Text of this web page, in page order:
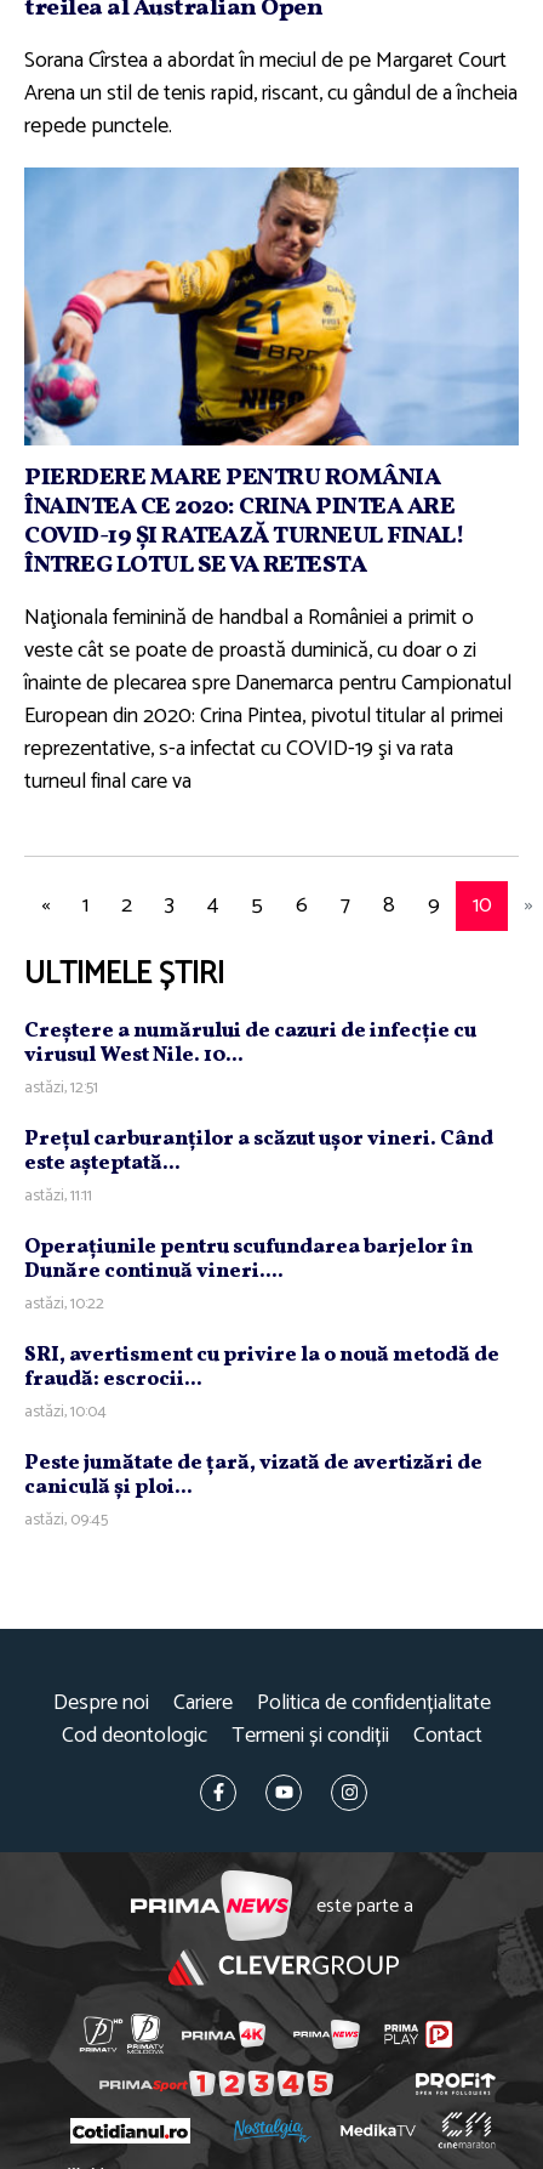
treilea al Australian Open
Sorana Cîrstea a abordat în meciul de pe Margaret Court
Arena un stil de tenis rapid, riscant, cu gândul de a încheia
repede punctele.
PIERDERE MARE PENTRU ROMÂNIA
ÎNAINTEA CE 2020: CRINA PINTEA ARE
COVID-19 ŞI RATEAZĂ TURNEUL FINAL!
ÎNTREG LOTUL SE VA RETESTA
Naţionala feminină de handbal a României a primit o
veste cât se poate de proastă duminică, cu doar o zi
înainte de plecarea spre Danemarca pentru Campionatul
European din 2020: Crina Pintea, pivotul titular al primei
reprezentative, s-a infectat cu COVID-19 şi va rata
turneul final care va
« 1 2 3 4 5 6 7 8 9 10 »
ULTIMELE ȘTIRI
Creştere a numărului de cazuri de infecţie cu
virusul West Nile. 10...
astăzi, 12:51
Preţul carburanţilor a scăzut uşor vineri. Când
este aşteptată...
astăzi, 11:11
Operaţiunile pentru scufundarea barjelor în
Dunăre continuă vineri....
astăzi, 10:22
SRI, avertisment cu privire la o nouă metodă de
fraudă: escrocii...
astăzi, 10:04
Peste jumătate de ţară, vizată de avertizări de
caniculă şi ploi...
astăzi, 09:45
Despre noi Cariere
Politica de confidențialitate
Cod deontologic
Termeni și condiții Contact
este parte a